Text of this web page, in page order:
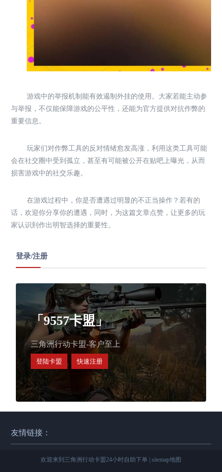
游戏中的举报机制能有效遏制外挂的使用。大家若能主动参
与举报，不仅能保障游戏的公平性，还能为官方提供对抗作弊的
重要信息。
玩家们对作弊工具的反对情绪愈发高涨，利用这类工具可能
会在社交圈中受到孤立，甚至有可能被公开在贴吧上曝光，从而
损害游戏中的社交乐趣。
在游戏过程中，你是否遭遇过明显的不正当操作？若有的
话，欢迎你分享你的遭遇，同时，为这篇文章点赞，让更多的玩
家认识到作出明智选择的重要性。
登录/注册
「9557卡盟」
三角洲行动卡盟-客户至上
登陆卡盟 快速注册
友情链接：
欢迎来到三角洲行动卡盟24小时自助下单 | sitemap地图